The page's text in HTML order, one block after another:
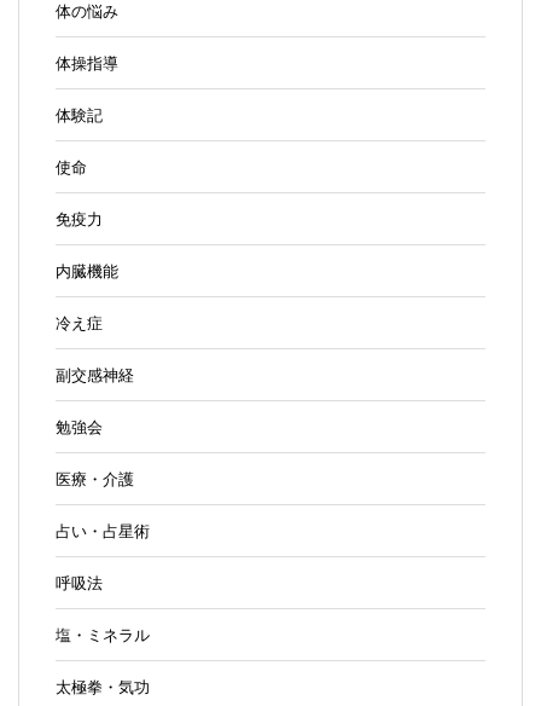
体の悩み
体操指導
体験記
使命
免疫力
内臓機能
冷え症
副交感神経
勉強会
医療・介護
占い・占星術
呼吸法
塩・ミネラル
太極拳・気功